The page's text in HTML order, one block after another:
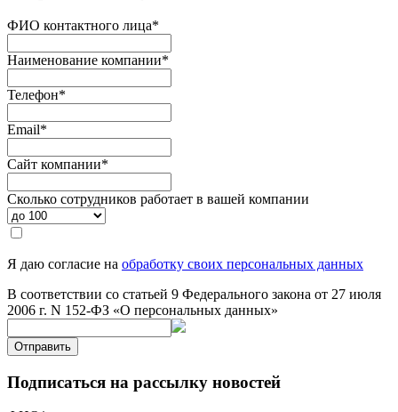
ФИО контактного лица*
Наименование компании*
Телефон*
Email*
Сайт компании*
Сколько сотрудников работает в вашей компании
Я даю согласие на обработку своих персональных данных
В соответствии со статьей 9 Федерального закона от 27 июля
2006 г. N 152-ФЗ «О персональных данных»
Отправить
Подписаться на рассылку новостей